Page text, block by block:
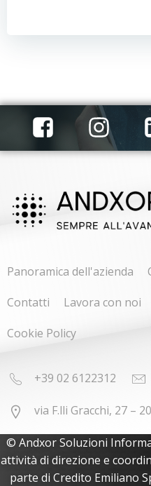
Panoramica dell'azienda
Contatti
Lavora con noi
Cookie Policy
+39 02 6122312
via F.lli Gracchi, 27 –
© Andxor Soluzioni
attività di direzione e
parte di Credito Emiliano